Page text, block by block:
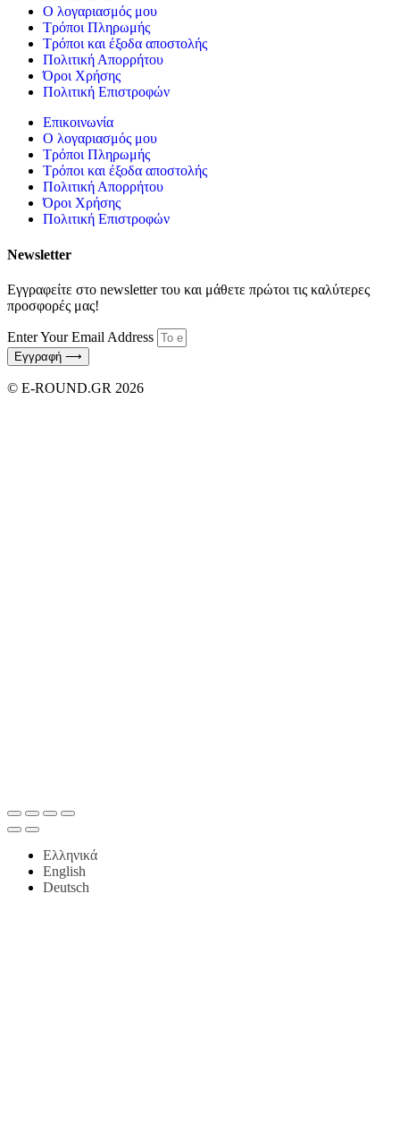
Ο λογαριασμός μου
Τρόποι Πληρωμής
Τρόποι και έξοδα αποστολής
Πολιτική Απορρήτου
Όροι Χρήσης
Πολιτική Επιστροφών
Επικοινωνία
Ο λογαριασμός μου
Τρόποι Πληρωμής
Τρόποι και έξοδα αποστολής
Πολιτική Απορρήτου
Όροι Χρήσης
Πολιτική Επιστροφών
Newsletter
Εγγραφείτε στο newsletter του και μάθετε πρώτοι τις καλύτερες
προσφορές μας!
Enter Your Email Address
Εγγραφή ⟶
© E-ROUND.GR 2026
Ελληνικά
English
Deutsch